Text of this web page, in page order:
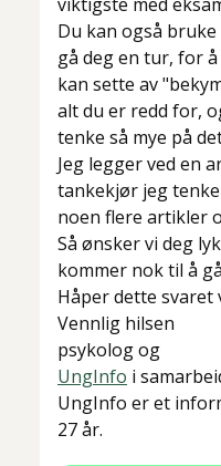
Du kan også
gå deg en tur, for
kan sette av
alt du er redd for,
tenke så mye på
Jeg legger ved en
tankekjør jeg
noen flere artikler
Så ønsker vi deg
kommer nok til å
Håper dette svaret
Vennlig hilsen
psykolog og
UngInfo i
UngInfo er et
27 år.